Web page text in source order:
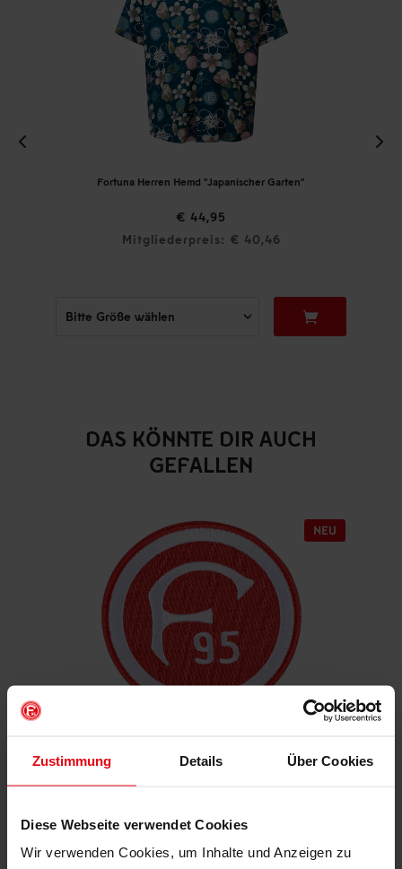
Zustimmung Details Über Cookies
Diese Webseite verwendet Cookies
Wir verwenden Cookies, um Inhalte und Anzeigen zu
Fortuna Herren Hemd "Japanischer Garten"
€ 44,95
Mitgliederpreis: € 40,46
DAS KÖNNTE DIR AUCH
GEFALLEN
Aufnäher "Retro"